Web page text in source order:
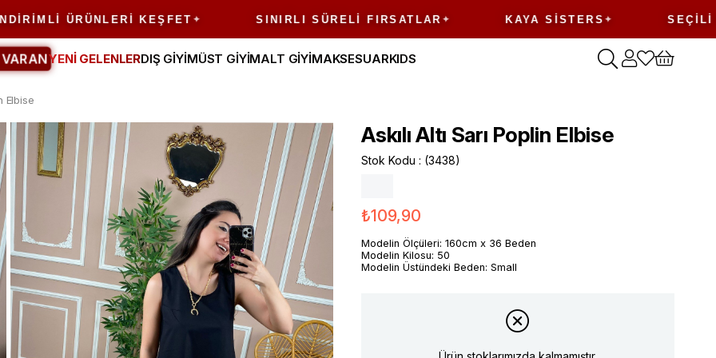
ÜRÜNLERI KEŞFET SINIRLI SÜRELI FIRSATLAR KAYA SISTERS SEÇILI
VARANYENİ GELENLERDIŞ GİYİMÜST GİYİMALT GİYİMAKSESUARKIDS
Elbise
Askılı Altı Sarı Poplin Elbise
Stok Kodu (3438)
₺109,90
Modelin Ölçüleri: 160cm x 36 Beden
Modelin Kilosu: 50
Modelin Üstündeki Beden: Small